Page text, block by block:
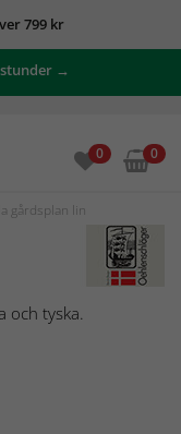
799 kr
→
0 0
gårdsplan lin
och tyska.